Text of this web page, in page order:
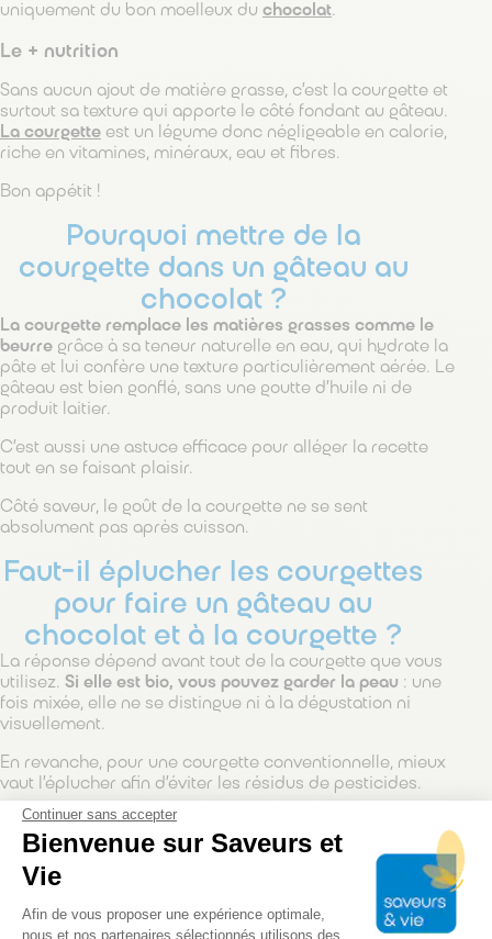
uniquement du bon moelleux du chocolat.
Le + nutrition
Sans aucun ajout de matière grasse, c’est la courgette et
surtout sa texture qui apporte le côté fondant au gâteau.
La courgette est un légume donc négligeable en calorie,
riche en vitamines, minéraux, eau et fibres.
Bon appétit !
Pourquoi mettre de la
courgette dans un gâteau au
chocolat ?
La courgette remplace les matières grasses comme le
beurre grâce à sa teneur naturelle en eau, qui hydrate la
pâte et lui confère une texture particulièrement aérée. Le
gâteau est bien gonflé, sans une goutte d’huile ni de
produit laitier.
C’est aussi une astuce efficace pour alléger la recette
tout en se faisant plaisir.
Côté saveur, le goût de la courgette ne se sent
absolument pas après cuisson.
Faut-il éplucher les courgettes
pour faire un gâteau au
chocolat et à la courgette ?
La réponse dépend avant tout de la courgette que vous
utilisez. Si elle est bio, vous pouvez garder la peau : une
fois mixée, elle ne se distingue ni à la dégustation ni
visuellement.
En revanche, pour une courgette conventionnelle, mieux
vaut l’éplucher afin d’éviter les résidus de pesticides.
La peau peut aussi légèrement durcir à la cuisson selon
la variété choisie.
Notre équipe de diététiciens peut vous accompagner
dans votre rééquilibrage alimentaire et vous partager de
délicieuses recettes faciles à préparer.
Continuer sans accepter
Bienvenue sur Saveurs et
Vie
Plateforme de Gestion du
Afin de vous proposer une expérience optimale,
nous et nos partenaires sélectionnés utilisons des